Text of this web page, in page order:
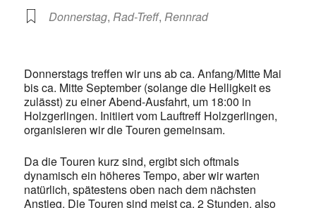
Donnerstag, Rad-Treff, Rennrad
Donnerstags treffen wir uns ab ca. Anfang/Mitte Mai
bis ca. Mitte September (solange die Helligkeit es
zulässt) zu einer Abend-Ausfahrt, um 18:00 in
Holzgerlingen. Initiiert vom Lauftreff Holzgerlingen,
organisieren wir die Touren gemeinsam.
Da die Touren kurz sind, ergibt sich oftmals
dynamisch ein höheres Tempo, aber wir warten
natürlich, spätestens oben nach dem nächsten
Anstieg. Die Touren sind meist ca. 2 Stunden, also